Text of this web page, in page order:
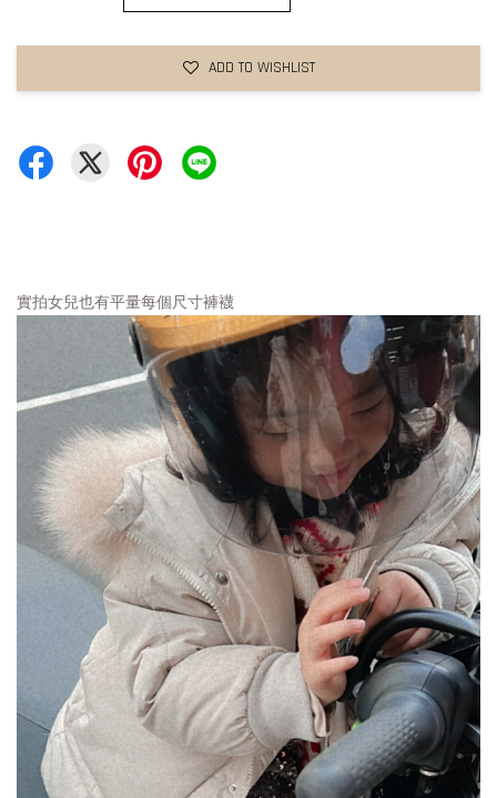
ADD TO WISHLIST
實拍女兒也有平量每個尺寸褲襪